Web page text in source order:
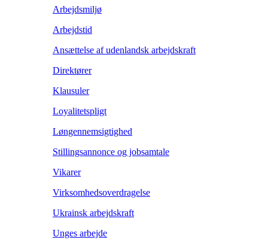
Arbejdsmiljø
Arbejdstid
Ansættelse af udenlandsk arbejdskraft
Direktører
Klausuler
Loyalitetspligt
Løngennemsigtighed
Stillingsannonce og jobsamtale
Vikarer
Virksomhedsoverdragelse
Ukrainsk arbejdskraft
Unges arbejde